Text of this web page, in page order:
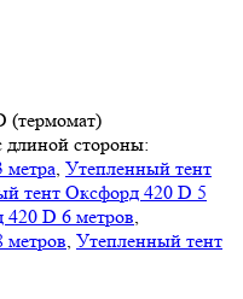
стороны:
метра, Утепленный тент
тент Оксфорд 420 D 5
D 6 метров,
метров, Утепленный тент